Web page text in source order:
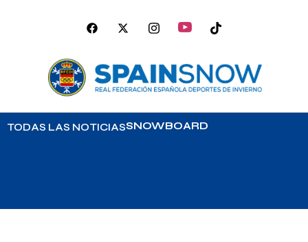
TODAS LAS NOTICIASSNOWBOARD